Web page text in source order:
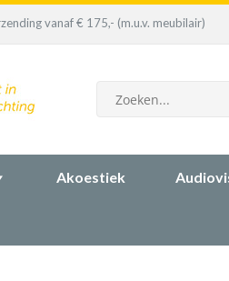
vanaf € 175,- (m.u.v. meubilair)
zoeken
Akoestiek